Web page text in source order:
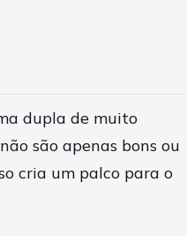
dupla de muito
são apenas bons ou
cria um palco para o